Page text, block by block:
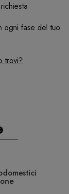
ogni fase del tuo
trovi?